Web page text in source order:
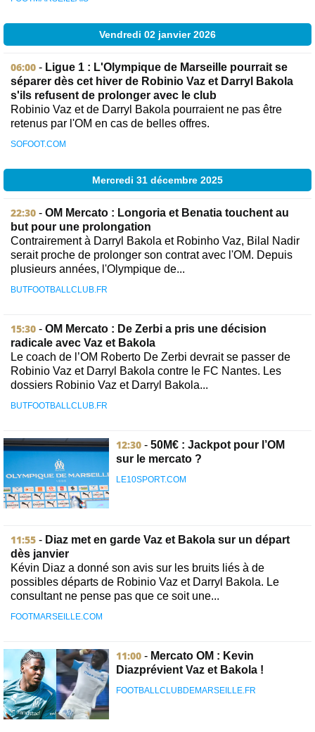
Vendredi 02 janvier 2026
06:00 - Ligue 1 : L'Olympique de Marseille pourrait se
séparer dès cet hiver de Robinio Vaz et Darryl Bakola
s'ils refusent de prolonger avec le club
Robinio Vaz et de Darryl Bakola pourraient ne pas être
retenus par l'OM en cas de belles offres.
SOFOOT.COM
Mercredi 31 décembre 2025
22:30 - OM Mercato : Longoria et Benatia touchent au
but pour une prolongation
Contrairement à Darryl Bakola et Robinho Vaz, Bilal Nadir
serait proche de prolonger son contrat avec l'OM. Depuis
plusieurs années, l'Olympique de...
BUTFOOTBALLCLUB.FR
15:30 - OM Mercato : De Zerbi a pris une décision
radicale avec Vaz et Bakola
Le coach de l’OM Roberto De Zerbi devrait se passer de
Robinio Vaz et Darryl Bakola contre le FC Nantes. Les
dossiers Robinio Vaz et Darryl Bakola...
BUTFOOTBALLCLUB.FR
12:30 - 50M€ : Jackpot pour l’OM
sur le mercato ?
LE10SPORT.COM
11:55 - Diaz met en garde Vaz et Bakola sur un départ
dès janvier
Kévin Diaz a donné son avis sur les bruits liés à de
possibles départs de Robinio Vaz et Darryl Bakola. Le
consultant ne pense pas que ce soit une...
FOOTMARSEILLE.COM
11:00 - Mercato OM : Kevin
Diazprévient Vaz et Bakola !
FOOTBALLCLUBDEMARSEILLE.FR